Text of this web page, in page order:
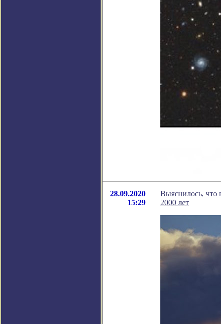
28.09.2020
15:29
Выяснилось, что
2000 лет